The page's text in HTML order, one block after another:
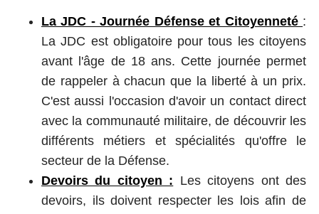
La JDC - Journée Défense et Citoyenneté :
La JDC est obligatoire pour tous les citoyens
avant l'âge de 18 ans. Cette journée permet
de rappeler à chacun que la liberté à un prix.
C'est aussi l'occasion d'avoir un contact direct
avec la communauté militaire, de découvrir les
différents métiers et spécialités qu'offre le
secteur de la Défense.
Devoirs du citoyen : Les citoyens ont des
devoirs, ils doivent respecter les lois afin de